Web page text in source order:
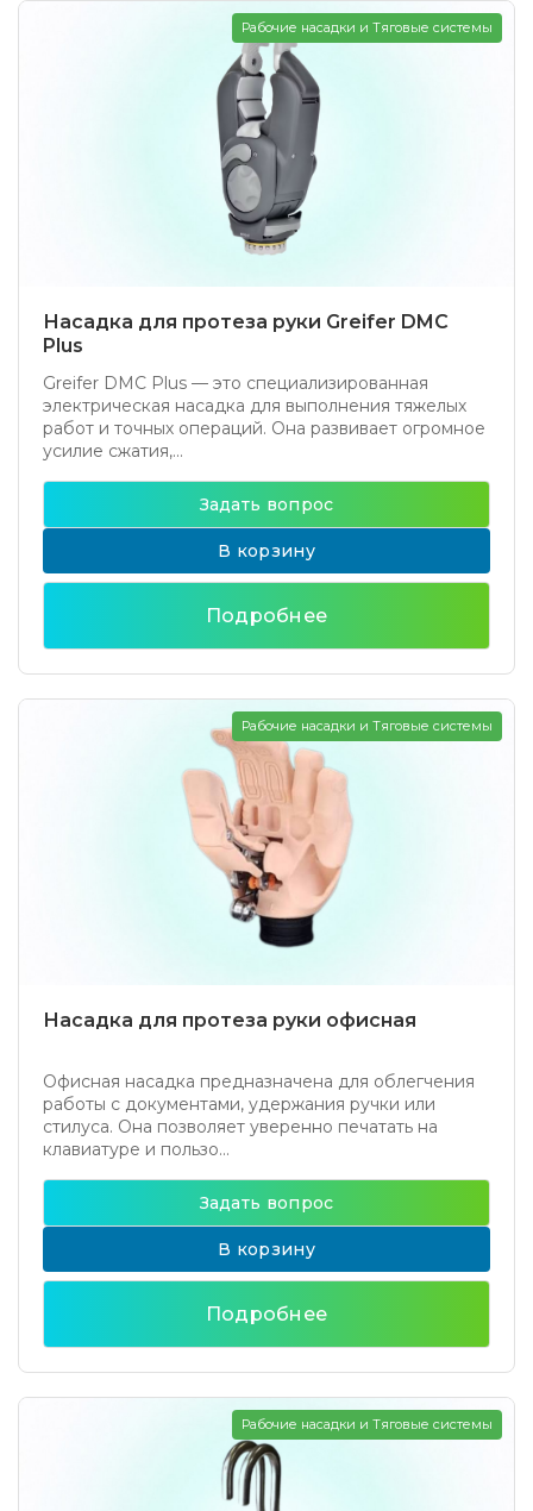
Насадка для протеза руки Greifer DMC
Plus
Greifer DMC Plus — это специализированная
электрическая насадка для выполнения тяжелых
работ и точных операций. Она развивает огромное
усилие сжатия,...
Рабочие насадки и Тяговые системы
Задать вопрос
В корзину
Подробнее
Насадка для протеза руки офисная
Офисная насадка предназначена для облегчения
работы с документами, удержания ручки или
стилуса. Она позволяет уверенно печатать на
клавиатуре и пользо...
Рабочие насадки и Тяговые системы
Задать вопрос
В корзину
Подробнее
Рабочие насадки и Тяговые системы